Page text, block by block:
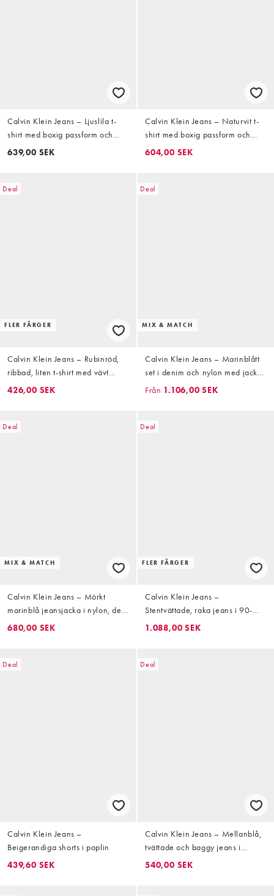
Calvin Klein Jeans – Ljuslila t-
shirt med boxig passform och
monogramlogga
639,00 SEK
Calvin Klein Jeans – Naturvit t-
shirt med boxig passform och
monogrambroderi
604,00 SEK
Deal
FLER FÄRGER
Calvin Klein Jeans – Rubinröd,
ribbad, liten t-shirt med vävt
märke
426,00 SEK
Deal
MIX & MATCH
Calvin Klein Jeans – Marinblått
set i denim och nylon med jacka
och byxor
Från 1.106,00 SEK
Deal
MIX & MATCH
Calvin Klein Jeans – Mörkt
marinblå jeansjacka i nylon, del
av set
680,00 SEK
Deal
FLER FÄRGER
Calvin Klein Jeans –
Stentvättade, raka jeans i 90-
talsstil
1.088,00 SEK
Deal
Calvin Klein Jeans –
Beigerandiga shorts i poplin
439,60 SEK
Deal
Calvin Klein Jeans – Mellanblå,
tvättade och baggy jeans i
vintagestil med låg midja
540,00 SEK